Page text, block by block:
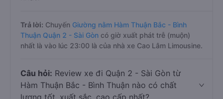
Trả lời: Chuyến Giường nằm Hàm Thuận Bắc - Bình
Thuận Quận 2 - Sài Gòn có giờ xuất phát trễ (muộn)
nhất là vào lúc 23:00 là của nhà xe Cao Lâm Limousine.
Câu hỏi: Review xe đi Quận 2 - Sài Gòn từ
Hàm Thuận Bắc - Bình Thuận nào có chất
lượng tốt, xuất sắc, cao cấp nhất?